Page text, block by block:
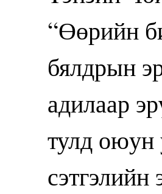
“Өөрийн
бялдрын
адилаар
тулд оюун
сэтгэлийн